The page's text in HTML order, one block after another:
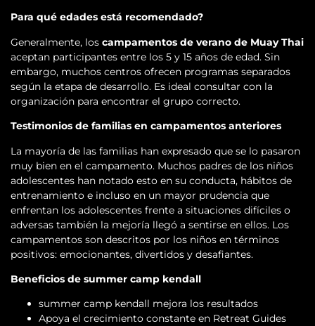
Para qué edades está recomendado?
Generalmente, los campamentos de verano de Muay Thai
aceptan participantes entre los 5 y 15 años de edad. Sin
embargo, muchos centros ofrecen programas separados
según la etapa de desarrollo. Es ideal consultar con la
organización para encontrar el grupo correcto.
Testimonios de familias en campamentos anteriores
La mayoría de las familias han expresado que se lo pasaron
muy bien en el campamento. Muchos padres de los niños
adolescentes han notado esto en su conducta, hábitos de
entrenamiento e incluso en un mayor prudencia que
enfrentan los adolescentes frente a situaciones difíciles o
adversas también la mejoría llegó a sentirse en ellos. Los
campamentos son descritos por los niños en términos
positivos: emocionantes, divertidos y desafiantes.
Beneficios de summer camp kendall
summer camp kendall mejora los resultados
Apoya el crecimiento constante en Retreat Guides